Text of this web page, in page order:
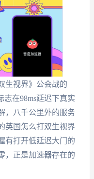
生视界》公会战的
志在98ms延迟下真实
，八千公里外的服务
英国怎么打双生视界
有打开低延迟大门的
，正是加速器存在的